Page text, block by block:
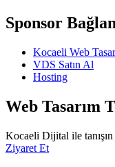
Sponsor
Kocaeli Web
VDS Satın Al
Hosting
Web Tasarım
Kocaeli Dijital ile
Ziyaret Et